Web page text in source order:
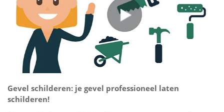
Gevel schilderen: je gevel professioneel laten
schilderen!